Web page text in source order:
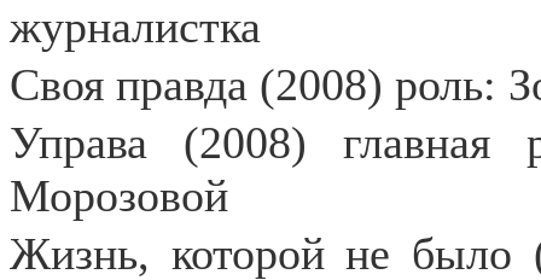
журналистка
Своя правда (2008) роль:
Управа (2008) главная
Морозовой
Жизнь, которой не было